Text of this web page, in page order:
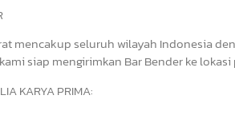
mencakup seluruh wilayah Indonesia
siap mengirimkan Bar Bender ke
KARYA PRIMA: